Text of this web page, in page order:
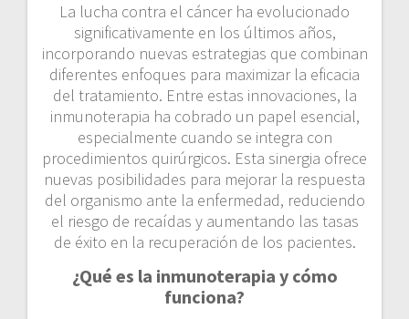
La lucha contra el cáncer ha evolucionado
significativamente en los últimos años,
incorporando nuevas estrategias que combinan
diferentes enfoques para maximizar la eficacia
del tratamiento. Entre estas innovaciones, la
inmunoterapia ha cobrado un papel esencial,
especialmente cuando se integra con
procedimientos quirúrgicos. Esta sinergia ofrece
nuevas posibilidades para mejorar la respuesta
del organismo ante la enfermedad, reduciendo
el riesgo de recaídas y aumentando las tasas
de éxito en la recuperación de los pacientes.
¿Qué es la inmunoterapia y cómo
funciona?